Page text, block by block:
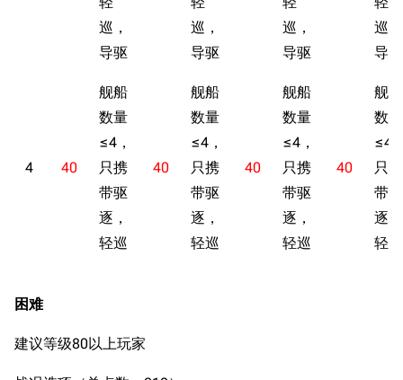
巡，
导驱
巡，
导驱
巡，
导驱
巡，
导驱
4 40
舰船
数量
≤4，
只携
带驱
逐，
轻巡
40
舰船
数量
≤4，
只携
带驱
逐，
轻巡
40
舰船
数量
≤4，
只携
带驱
逐，
轻巡
40
舰船
数量
≤4
只携
带驱
逐，
轻巡
困难
建议等级80以上玩家